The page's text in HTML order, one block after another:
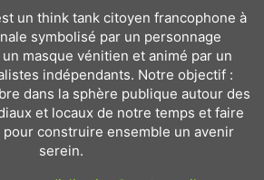
un think tank citoyen francophone à
symbolisé par un personnage
masque vénitien et animé par un
indépendants. Notre objectif :
dans la sphère publique autour des
et locaux de notre temps et faire
construire ensemble un avenir
serein.